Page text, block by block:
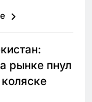
рынке пнул